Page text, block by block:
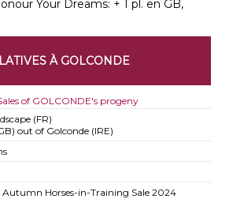
Your Dreams: + 1 pl. en GB,
À GOLCONDE
of GOLCONDE's progeny
(FR)
out of Golconde (IRE)
Autumn Horses-in-Training Sale 2024